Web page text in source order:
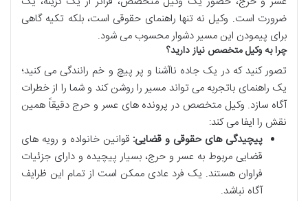
ضرورت است. وکیل نه تنها راهنمای حقوقی است، بلکه تکیه گاهی
برای پیمودن این مسیر دشوار محسوب می شود.
چرا به وکیل متخصص نیاز دارید؟
تصور کنید که در یک جاده ناآشنا و پر پیچ و خم رانندگی می کنید؛
یک راهنمای باتجربه می تواند مسیر را روشن کند و شما را از خطرات
آگاه سازد. وکیل متخصص در پرونده های عسر و حرج دقیقاً همین
نقش را ایفا می کند:
پیچیدگی های حقوقی و قضایی: قوانین خانواده و رویه های
قضایی مربوط به عسر و حرج، بسیار پیچیده و دارای جزئیات
فراوان هستند. یک فرد عادی ممکن است از تمام این ظرایف
آگاه نباشد.